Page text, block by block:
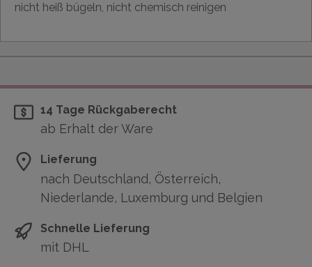
nicht heiß bügeln, nicht chemisch reinigen
14 Tage Rückgaberecht
ab Erhalt der Ware
Lieferung
nach Deutschland, Österreich,
Niederlande, Luxemburg und Belgien
Schnelle Lieferung
mit DHL